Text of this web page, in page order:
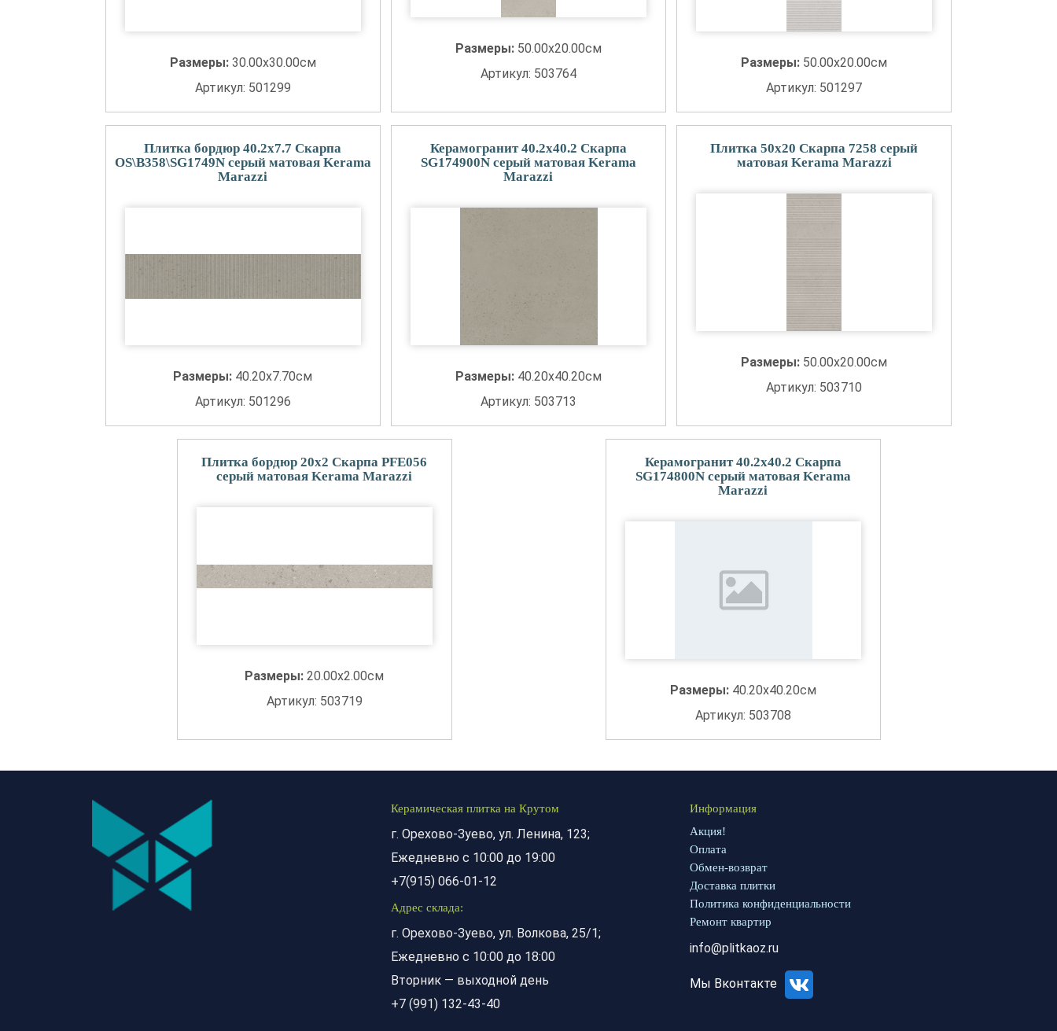
Размеры: 30.00x30.00см
Артикул: 501299
Размеры: 50.00x20.00см
Артикул: 503764
Размеры: 50.00x20.00см
Артикул: 501297
Плитка бордюр 40.2x7.7 Скарпа
OS\B358\SG1749N серый матовая Kerama
Marazzi
Размеры: 40.20x7.70см
Артикул: 501296
Керамогранит 40.2x40.2 Скарпа
SG174900N серый матовая Kerama
Marazzi
Размеры: 40.20x40.20см
Артикул: 503713
Плитка 50x20 Скарпа 7258 серый
матовая Kerama Marazzi
Размеры: 50.00x20.00см
Артикул: 503710
Плитка бордюр 20x2 Скарпа PFE056
серый матовая Kerama Marazzi
Размеры: 20.00x2.00см
Артикул: 503719
Керамогранит 40.2x40.2 Скарпа
SG174800N серый матовая Kerama
Marazzi
Размеры: 40.20x40.20см
Артикул: 503708
Керамическая плитка на Крутом
г. Орехово-Зуево, ул. Ленина, 123;
Ежедневно с 10:00 до 19:00
+7(915) 066-01-12
Адрес склада:
г. Орехово-Зуево, ул. Волкова, 25/1;
Ежедневно с 10:00 до 18:00
Вторник — выходной день
+7 (991) 132-43-40
Информация
Акция!
Оплата
Обмен-возврат
Доставка плитки
Политика конфиденциальности
Ремонт квартир
info@plitkaoz.ru
Мы Вконтакте